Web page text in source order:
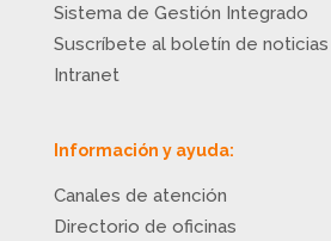
Sistema de Gestión Integrado
Suscríbete al boletín de noticias
Intranet
Información y ayuda:
Canales de atención
Directorio de oficinas